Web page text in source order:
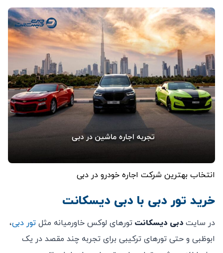
انتخاب بهترین شرکت اجاره خودرو در دبی
خرید تور دبی با دبی دیسکانت
در سایت دبی دیسکانت تورهای لوکس خاورمیانه مثل تور دبی،
ابوظبی و حتی تورهای ترکیبی برای تجربه چند مقصد در یک